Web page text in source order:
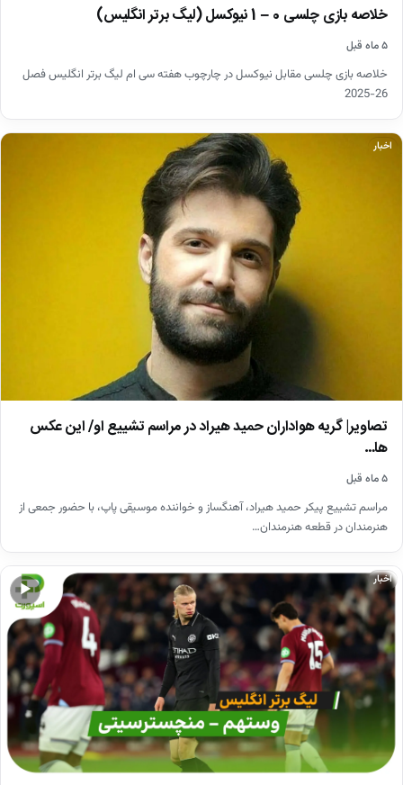
خلاصه بازی چلسی 0 – 1 نیوکسل (لیگ برتر انگلیس)
۵ ماه قبل
خلاصه بازی چلسی مقابل نیوکسل در چارچوب هفته سی ام لیگ برتر انگلیس فصل
26-2025
اخبار
تصاویر| گریه هواداران حمید هیراد در مراسم تشییع او/ این عکس
ها…
۵ ماه قبل
مراسم تشییع پیکر حمید هیراد، آهنگساز و خواننده موسیقی پاپ، با حضور جمعی از
هنرمندان در قطعه هنرمندان…
▶
اخبار